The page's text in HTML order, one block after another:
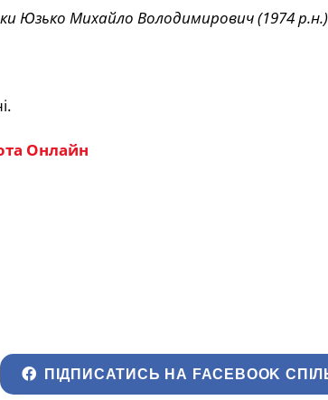
Юзько Михайло Володимирович (1974
Онлайн
ПІДПИСАТИСЬ НА FACEBOOK